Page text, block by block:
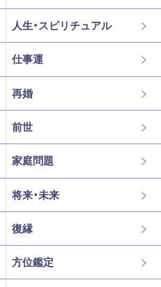
人生・スピリチュアル
仕事運
再婚
前世
家庭問題
将来・未来
復縁
方位鑑定